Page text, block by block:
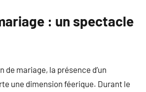
: un spectacle
de mariage, la présence d’un
une dimension féerique. Durant le